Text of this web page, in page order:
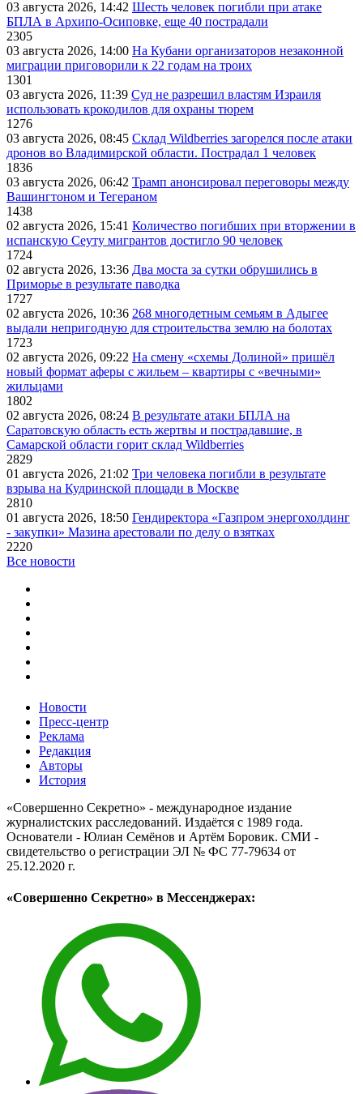
03 августа 2026, 14:42 Шесть человек погибли при атаке
БПЛА в Архипо-Осиповке, еще 40 пострадали
2305
03 августа 2026, 14:00 На Кубани организаторов незаконной
миграции приговорили к 22 годам на троих
1301
03 августа 2026, 11:39 Суд не разрешил властям Израиля
использовать крокодилов для охраны тюрем
1276
03 августа 2026, 08:45 Склад Wildberries загорелся после атаки
дронов во Владимирской области. Пострадал 1 человек
1836
03 августа 2026, 06:42 Трамп анонсировал переговоры между
Вашингтоном и Тегераном
1438
02 августа 2026, 15:41 Количество погибших при вторжении в
испанскую Сеуту мигрантов достигло 90 человек
1724
02 августа 2026, 13:36 Два моста за сутки обрушились в
Приморье в результате паводка
1727
02 августа 2026, 10:36 268 многодетным семьям в Адыгее
выдали непригодную для строительства землю на болотах
1723
02 августа 2026, 09:22 На смену «схемы Долиной» пришёл
новый формат аферы с жильем – квартиры с «вечными»
жильцами
1802
02 августа 2026, 08:24 В результате атаки БПЛА на
Саратовскую область есть жертвы и пострадавшие, в
Самарской области горит склад Wildberries
2829
01 августа 2026, 21:02 Три человека погибли в результате
взрыва на Кудринской площади в Москве
2810
01 августа 2026, 18:50 Гендиректора «Газпром энергохолдинг
- закупки» Мазина арестовали по делу о взятках
2220
Все новости
Новости
Пресс-центр
Реклама
Редакция
Авторы
История
«Совершенно Секретно» - международное издание
журналистских расследований. Издаётся с 1989 года.
Основатели - Юлиан Семёнов и Артём Боровик. CМИ -
свидетельство о регистрации ЭЛ № ФС 77-79634 от
25.12.2020 г.
«Совершенно Секретно» в Мессенджерах: